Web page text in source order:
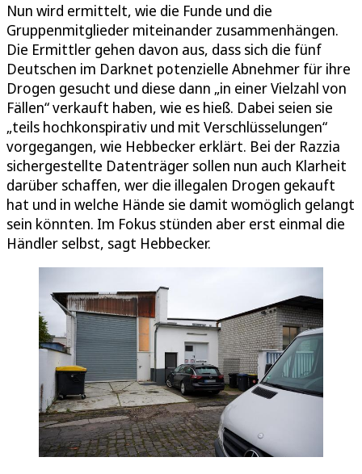
Nun wird ermittelt, wie die Funde und die
Gruppenmitglieder miteinander zusammenhängen.
Die Ermittler gehen davon aus, dass sich die fünf
Deutschen im Darknet potenzielle Abnehmer für ihre
Drogen gesucht und diese dann „in einer Vielzahl von
Fällen“ verkauft haben, wie es hieß. Dabei seien sie
„teils hochkonspirativ und mit Verschlüsselungen“
vorgegangen, wie Hebbecker erklärt. Bei der Razzia
sichergestellte Datenträger sollen nun auch Klarheit
darüber schaffen, wer die illegalen Drogen gekauft
hat und in welche Hände sie damit womöglich gelangt
sein könnten. Im Fokus stünden aber erst einmal die
Händler selbst, sagt Hebbecker.